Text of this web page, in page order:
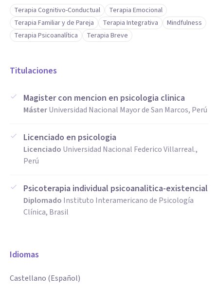
Terapia Cognitivo-Conductual
Terapia Emocional
Terapia Familiar y de Pareja
Terapia Integrativa
Mindfulness
Terapia Psicoanalítica
Terapia Breve
Titulaciones
Magister con mencion en psicologia clinica
MásterUniversidad Nacional Mayor de San Marcos, Perú
Licenciado en psicologia
Licenciado Universidad Nacional Federico Villarreal.,
Perú
Psicoterapia individual psicoanalitica-existencial
Diplomado Instituto Interamericano de Psicología
Clínica, Brasil
Idiomas
Castellano (Español)